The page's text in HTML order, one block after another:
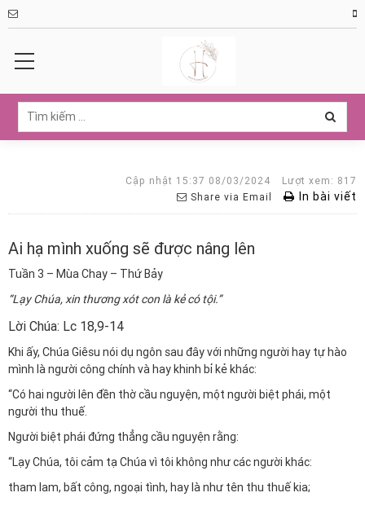
Cập nhật 15:37 08/03/2024
Lượt xem: 817
Share via Email
In bài viết
Ai hạ mình xuống sẽ được nâng lên
Tuần 3 – Mùa Chay – Thứ Bảy
“Lạy Chúa, xin thương xót con là kẻ có tội.”
Lời Chúa: Lc 18,9-14
Khi ấy, Chúa Giêsu nói dụ ngôn sau đây với những người hay tự hào
mình là người công chính và hay khinh bỉ kẻ khác:
“Có hai người lên đền thờ cầu nguyện, một người biệt phái, một
người thu thuế.
Người biệt phái đứng thẳng cầu nguyện rằng:
“Lạy Chúa, tôi cảm tạ Chúa vì tôi không như các người khác:
tham lam, bất công, ngoại tình, hay là như tên thu thuế kia;